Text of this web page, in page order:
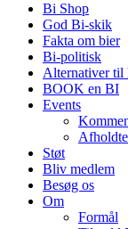
Bi Shop
God Bi-skik
Fakta om bier
Bi-politisk
Alternativer til
BOOK en BI
Events
Støt
Bliv medlem
Besøg os
Om
Formål